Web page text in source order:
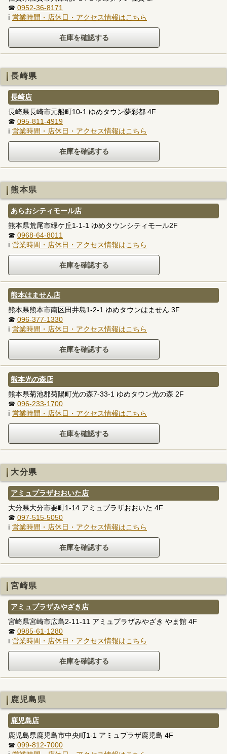
☎ 0952-36-8171
ℹ 営業時間・店休日・アクセス情報はこちら
長崎県
長崎店
長崎県長崎市元船町10-1 ゆめタウン夢彩都 4F
☎ 095-811-4919
ℹ 営業時間・店休日・アクセス情報はこちら
熊本県
あらおシティモール店
熊本県荒尾市緑ケ丘1-1-1 ゆめタウンシティモール2F
☎ 0968-64-8011
ℹ 営業時間・店休日・アクセス情報はこちら
熊本はません店
熊本県熊本市南区田井島1-2-1 ゆめタウンはません 3F
☎ 096-377-1330
ℹ 営業時間・店休日・アクセス情報はこちら
熊本光の森店
熊本県菊池郡菊陽町光の森7-33-1 ゆめタウン光の森 2F
☎ 096-233-1700
ℹ 営業時間・店休日・アクセス情報はこちら
大分県
アミュプラザおおいた店
大分県大分市要町1-14 アミュプラザおおいた 4F
☎ 097-515-5050
ℹ 営業時間・店休日・アクセス情報はこちら
宮崎県
アミュプラザみやざき店
宮崎県宮崎市広島2-11-11 アミュプラザみやざき やま館 4F
☎ 0985-61-1280
ℹ 営業時間・店休日・アクセス情報はこちら
鹿児島県
鹿児島店
鹿児島県鹿児島市中央町1-1 アミュプラザ鹿児島 4F
☎ 099-812-7000